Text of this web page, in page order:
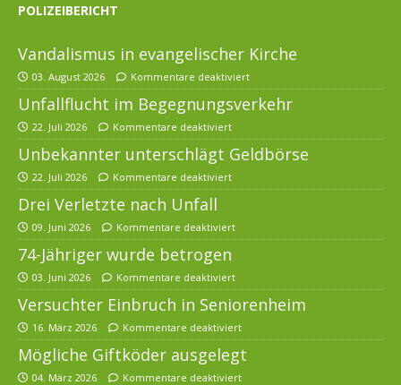
POLIZEIBERICHT
Vandalismus in evangelischer Kirche
03. August 2026 Kommentare deaktiviert
Unfallflucht im Begegnungsverkehr
22. Juli 2026 Kommentare deaktiviert
Unbekannter unterschlägt Geldbörse
22. Juli 2026 Kommentare deaktiviert
Drei Verletzte nach Unfall
09. Juni 2026 Kommentare deaktiviert
74-Jähriger wurde betrogen
03. Juni 2026 Kommentare deaktiviert
Versuchter Einbruch in Seniorenheim
16. März 2026 Kommentare deaktiviert
Mögliche Giftköder ausgelegt
04. März 2026 Kommentare deaktiviert